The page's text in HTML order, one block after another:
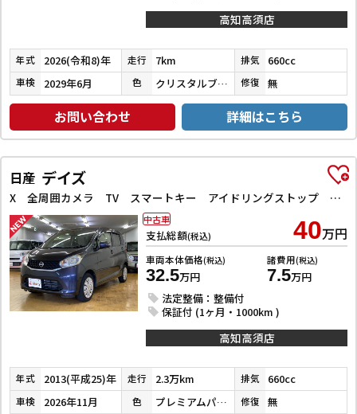
高知高須店
年式 2026(令和8)年 走行 7km 排気 660cc
車検 2029年6月 色 クリスタルブラックパール 修復 無
お問い合わせ 詳細はこちら
日産 デイズ
X 全周囲カメラ TV スマートキー アイドリングストップ 電動格納ミラー ベンチシート CVT 盗難防止システム ABS ミュージックプレイヤー接続可 衝突安全ボディ エアコン パワーステアリング
支払総額(税込) 40万円
車両本体価格(税込)
32.5万円
諸費用(税込)
7.5万円
法定整備：整備付
保証付 (1ヶ月・1000km )
中古車
高知高須店
年式 2013(平成25)年 走行 2.3万km 排気 660cc
車検 2026年11月 色 プレミアムパープルパール 修復 無